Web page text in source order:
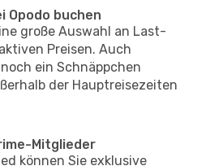
Opodo buchen
große Auswahl an Last-
Preisen. Auch
ein Schnäppchen
der Hauptreisezeiten
Mitglieder
können Sie exklusive